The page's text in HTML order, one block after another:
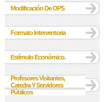
Modificación De OPS
Formato Interventoria
Estímulo Económico.
Profesores Visitantes,
Catedra Y Servidores
Públicos